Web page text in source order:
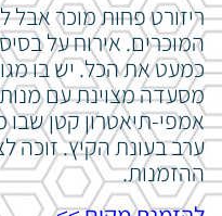
ריזורט פחות מוכר
המוכרים. אירוח על
כמעט את הכל. יש בו
מסעדה מצוינת עם מנות
אמפי-תיאטרון קטן
ערב בעונת הקיץ. זוכה
ההזמנות.